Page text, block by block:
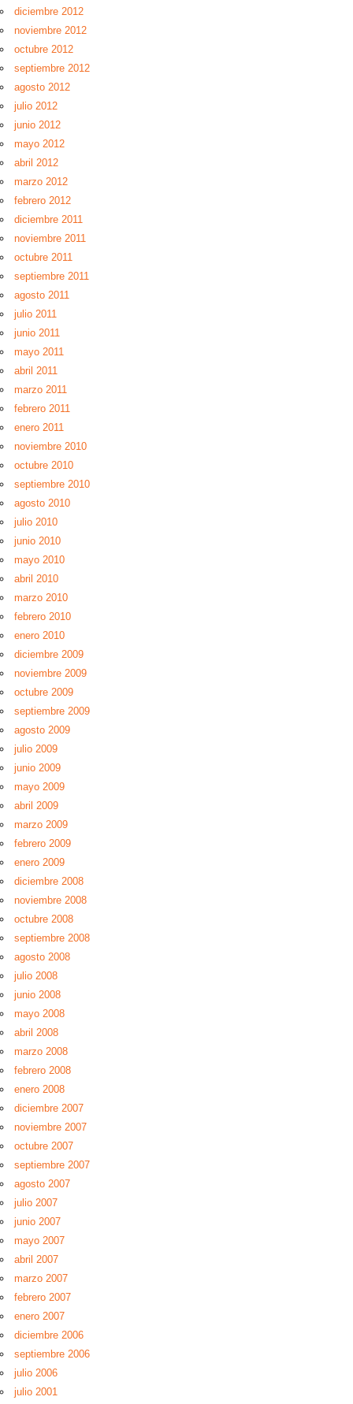
diciembre 2012
noviembre 2012
octubre 2012
septiembre 2012
agosto 2012
julio 2012
junio 2012
mayo 2012
abril 2012
marzo 2012
febrero 2012
diciembre 2011
noviembre 2011
octubre 2011
septiembre 2011
agosto 2011
julio 2011
junio 2011
mayo 2011
abril 2011
marzo 2011
febrero 2011
enero 2011
noviembre 2010
octubre 2010
septiembre 2010
agosto 2010
julio 2010
junio 2010
mayo 2010
abril 2010
marzo 2010
febrero 2010
enero 2010
diciembre 2009
noviembre 2009
octubre 2009
septiembre 2009
agosto 2009
julio 2009
junio 2009
mayo 2009
abril 2009
marzo 2009
febrero 2009
enero 2009
diciembre 2008
noviembre 2008
octubre 2008
septiembre 2008
agosto 2008
julio 2008
junio 2008
mayo 2008
abril 2008
marzo 2008
febrero 2008
enero 2008
diciembre 2007
noviembre 2007
octubre 2007
septiembre 2007
agosto 2007
julio 2007
junio 2007
mayo 2007
abril 2007
marzo 2007
febrero 2007
enero 2007
diciembre 2006
septiembre 2006
julio 2006
julio 2001